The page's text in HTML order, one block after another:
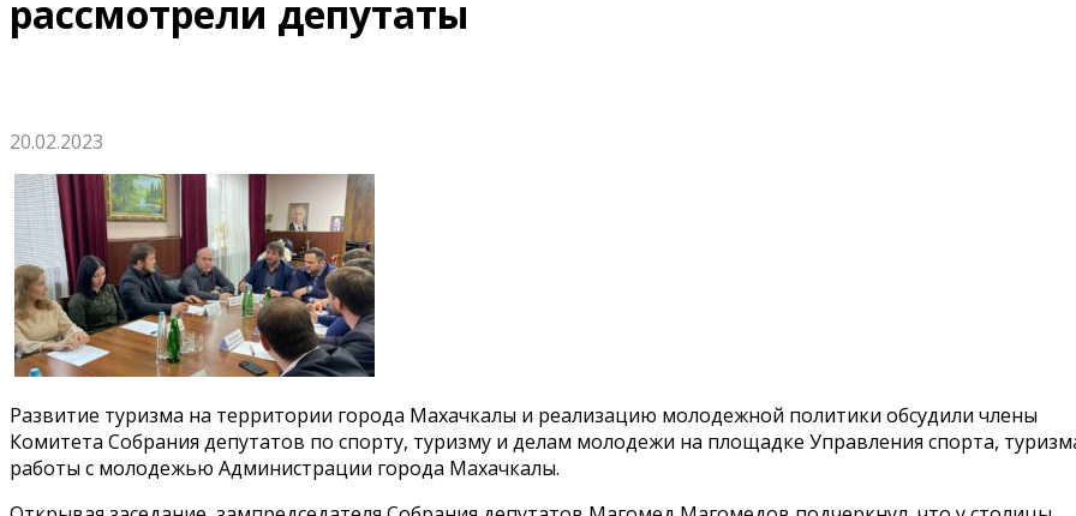
рассмотрели депутаты
20.02.2023
Развитие туризма на территории города Махачкалы и реализацию молодежной политики обсудили члены
Комитета Собрания депутатов по спорту, туризму и делам молодежи на площадке Управления спорта,
работы с молодежью Администрации города Махачкалы.